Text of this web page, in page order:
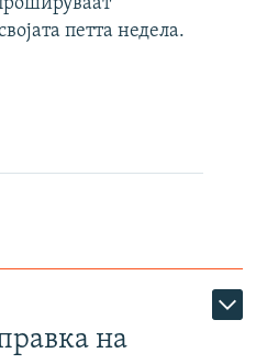
петта недела.
на